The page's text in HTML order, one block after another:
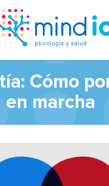
Cómo
en marcha